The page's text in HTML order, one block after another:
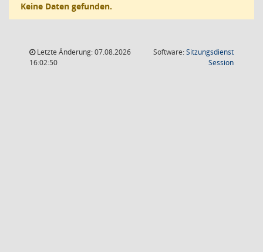
Keine Daten gefunden.
Letzte Änderung: 07.08.2026
16:02:50
Software:Sitzungsdienst
Session(Wird in